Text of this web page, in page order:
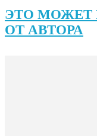
ЭТО МОЖЕТ
ОТ АВТОРА